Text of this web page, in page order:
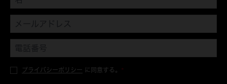
プライバシーポリシー に同意する。 *